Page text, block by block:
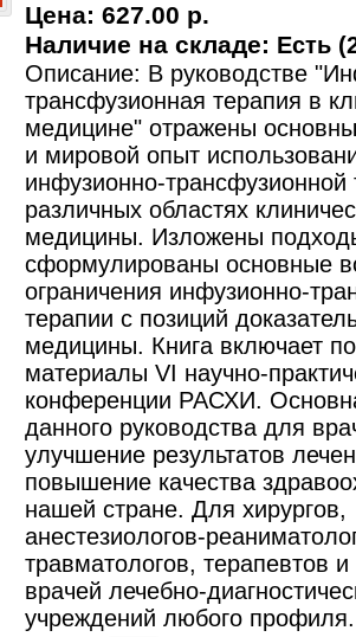
Цена: 627.00 р.
Наличие на складе: Есть
Описание: В руководстве
трансфузионная терапия в
медицине" отражены
и мировой опыт
инфузионно-трансфузионной
различных областях
медицины. Изложены
сформулированы основные
ограничения инфузионно-
терапии с позиций
медицины. Книга включает
материалы VI научно-
конференции РАСХИ.
данного руководства для
улучшение результатов
повышение качества
нашей стране. Для хирургов,
анестезиологов-
травматологов, терапевтов и
врачей лечебно-
учреждений любого профиля.